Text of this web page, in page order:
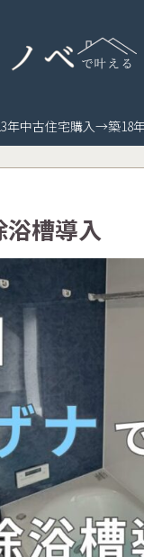
年中古住宅購入→築18
浴槽導入